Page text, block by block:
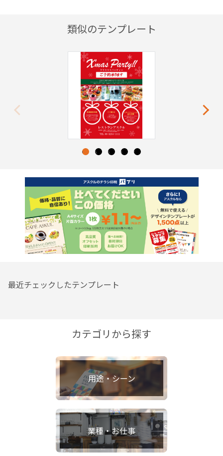
類似のテンプレート
Next
1 2 3 4 5
最近チェックしたテンプレート
カテゴリから探す
用途・シーン
業種・お仕事